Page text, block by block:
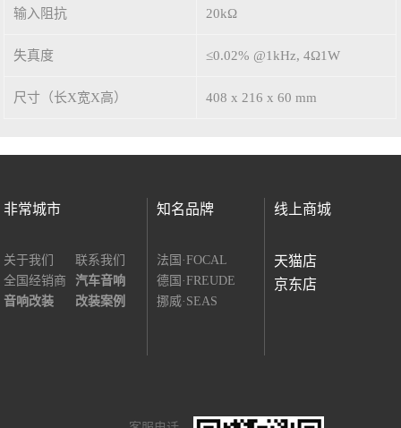
输入阻抗 20kΩ
失真度 ≤0.02% @1kHz, 4Ω1W
尺寸（长X宽X高） 408 x 216 x 60 mm
非常城市
关于我们
联系我们
全国经销商
汽车音响
音响改装
改装案例
知名品牌
法国·FOCAL
德国·FREUDE
挪威·SEAS
线上商城
天猫店
京东店